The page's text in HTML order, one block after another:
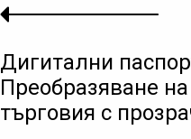
Дигитални
Преобразяване
търговия с